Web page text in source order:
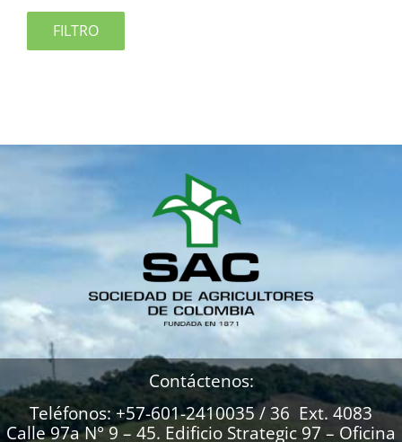
FILTRO
Contáctenos:
Teléfonos: +57-601-2410035 / 36 Ext. 4083
Calle 97a N° 9 – 45. Edificio Strategic 97 – Oficina